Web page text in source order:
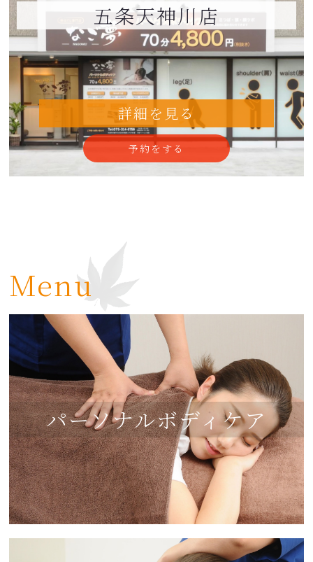
五条天神川店
詳細を見る
予約をする
Menu
パーソナルボディケア